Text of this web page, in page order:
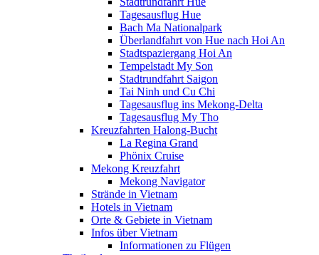
Tagesausflug Hue
Bach Ma Nationalpark
Überlandfahrt von Hue nach Hoi An
Stadtspaziergang Hoi An
Tempelstadt My Son
Stadtrundfahrt Saigon
Tai Ninh und Cu Chi
Tagesausflug ins Mekong-Delta
Tagesausflug My Tho
Kreuzfahrten Halong-Bucht
La Regina Grand
Phönix Cruise
Mekong Kreuzfahrt
Mekong Navigator
Strände in Vietnam
Hotels in Vietnam
Orte & Gebiete in Vietnam
Infos über Vietnam
Informationen zu Flügen